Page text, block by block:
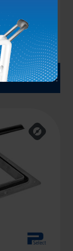
NOIR